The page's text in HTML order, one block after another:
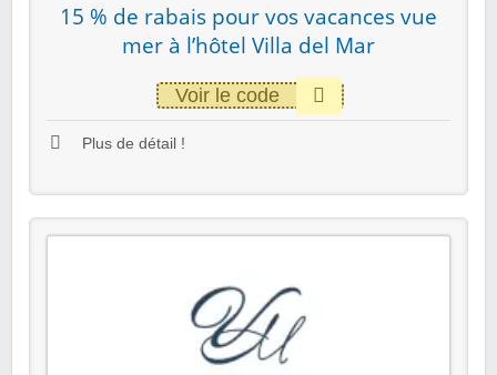
15 % de rabais pour vos vacances vue
mer à l’hôtel Villa del Mar
Voir le code
Plus de détail !